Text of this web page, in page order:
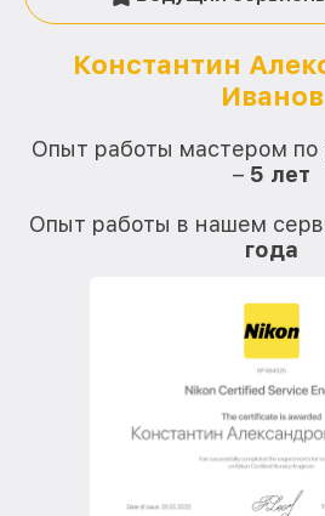
Константин
Иванов
Опыт работы мастером по
– 5 лет
Опыт работы в нашем
года